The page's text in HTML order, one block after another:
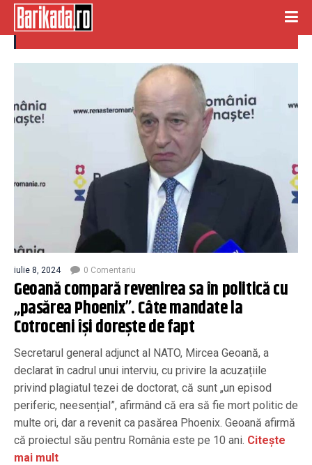
mandate
iulie 8, 2024 0 Comentariu
Geoană compară revenirea sa în politică cu
„pasărea Phoenix”. Câte mandate la
Cotroceni își dorește de fapt
Secretarul general adjunct al NATO, Mircea Geoană, a
declarat în cadrul unui interviu, cu privire la acuzațiile
privind plagiatul tezei de doctorat, că sunt „un episod
periferic, neesențial”, afirmând că era să fie mort politic de
multe ori, dar a revenit ca pasărea Phoenix. Geoană afirmă
că proiectul său pentru România este pe 10 ani. Citește
mai mult